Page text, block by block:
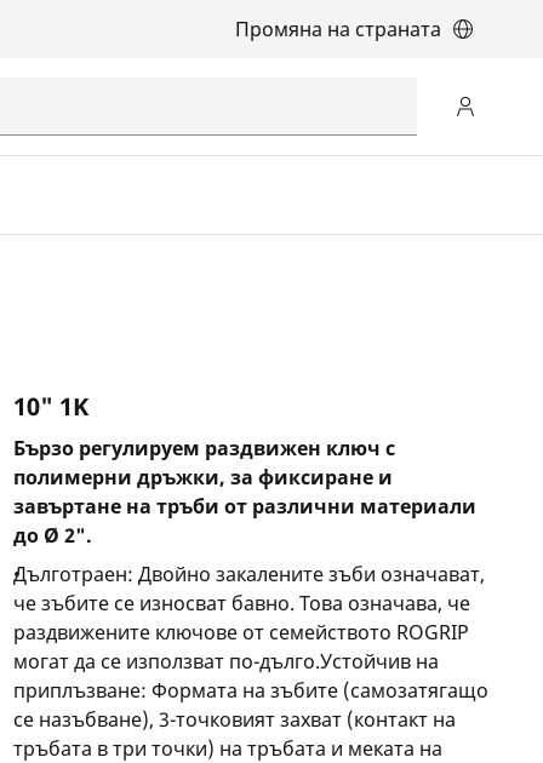
Промяна на страната
10" 1K
Бързо регулируем раздвижен ключ с
полимерни дръжки, за фиксиране и
завъртане на тръби от различни материали
до Ø 2".
Дълготраен: Двойно закалените зъби означават,
че зъбите се износват бавно. Това означава, че
раздвижените ключове от семейството ROGRIP
могат да се използват по-дълго.Устойчив на
приплъзване: Формата на зъбите (самозатягащо
се назъбване), 3-точковият захват (контакт на
тръбата в три точки) на тръбата и меката на